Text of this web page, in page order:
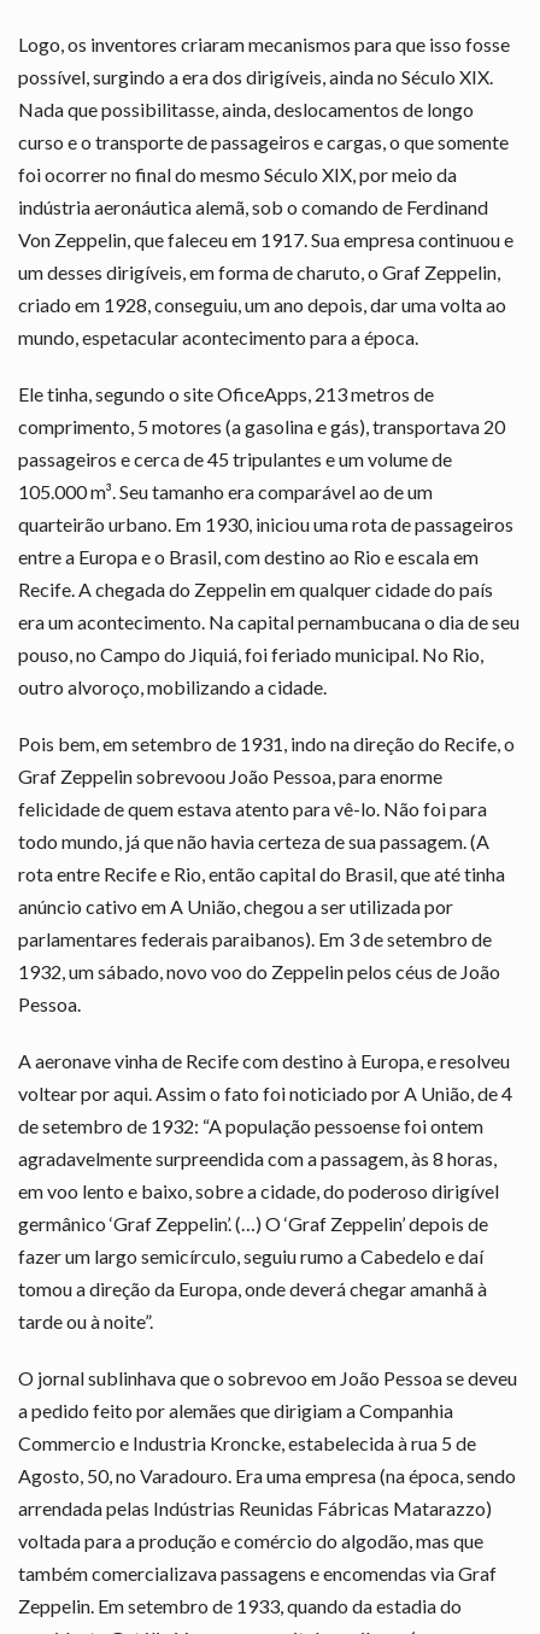
Logo, os inventores criaram mecanismos para que isso fosse
possível, surgindo a era dos dirigíveis, ainda no Século XIX.
Nada que possibilitasse, ainda, deslocamentos de longo
curso e o transporte de passageiros e cargas, o que somente
foi ocorrer no final do mesmo Século XIX, por meio da
indústria aeronáutica alemã, sob o comando de Ferdinand
Von Zeppelin, que faleceu em 1917. Sua empresa continuou e
um desses dirigíveis, em forma de charuto, o Graf Zeppelin,
criado em 1928, conseguiu, um ano depois, dar uma volta ao
mundo, espetacular acontecimento para a época.
Ele tinha, segundo o site OficeApps, 213 metros de
comprimento, 5 motores (a gasolina e gás), transportava 20
passageiros e cerca de 45 tripulantes e um volume de
105.000 m³. Seu tamanho era comparável ao de um
quarteirão urbano. Em 1930, iniciou uma rota de passageiros
entre a Europa e o Brasil, com destino ao Rio e escala em
Recife. A chegada do Zeppelin em qualquer cidade do país
era um acontecimento. Na capital pernambucana o dia de seu
pouso, no Campo do Jiquiá, foi feriado municipal. No Rio,
outro alvoroço, mobilizando a cidade.
Pois bem, em setembro de 1931, indo na direção do Recife, o
Graf Zeppelin sobrevoou João Pessoa, para enorme
felicidade de quem estava atento para vê-lo. Não foi para
todo mundo, já que não havia certeza de sua passagem. (A
rota entre Recife e Rio, então capital do Brasil, que até tinha
anúncio cativo em A União, chegou a ser utilizada por
parlamentares federais paraibanos). Em 3 de setembro de
1932, um sábado, novo voo do Zeppelin pelos céus de João
Pessoa.
A aeronave vinha de Recife com destino à Europa, e resolveu
voltear por aqui. Assim o fato foi noticiado por A União, de 4
de setembro de 1932: “A população pessoense foi ontem
agradavelmente surpreendida com a passagem, às 8 horas,
em voo lento e baixo, sobre a cidade, do poderoso dirigível
germânico ‘Graf Zeppelin’. (…) O ‘Graf Zeppelin’ depois de
fazer um largo semicírculo, seguiu rumo a Cabedelo e daí
tomou a direção da Europa, onde deverá chegar amanhã à
tarde ou à noite”.
O jornal sublinhava que o sobrevoo em João Pessoa se deveu
a pedido feito por alemães que dirigiam a Companhia
Commercio e Industria Kroncke, estabelecida à rua 5 de
Agosto, 50, no Varadouro. Era uma empresa (na época, sendo
arrendada pelas Indústrias Reunidas Fábricas Matarazzo)
voltada para a produção e comércio do algodão, mas que
também comercializava passagens e encomendas via Graf
Zeppelin. Em setembro de 1933, quando da estadia do